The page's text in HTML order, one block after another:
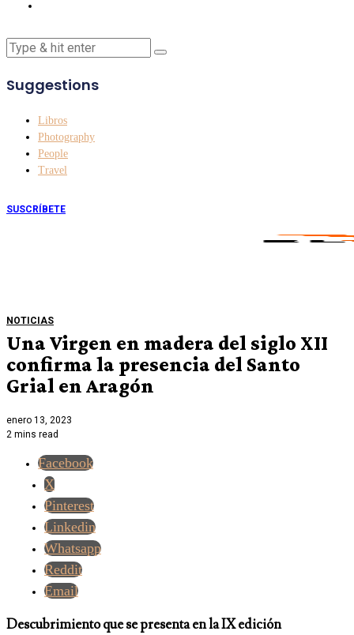
Suggestions
Libros
Photography
People
Travel
SUSCRÍBETE
NOTICIAS
Una Virgen en madera del siglo XII
confirma la presencia del Santo
Grial en Aragón
enero 13, 2023
2 mins read
Facebook
X
Pinterest
Linkedin
Whatsapp
Reddit
Email
Descubrimiento que se presenta en la IX edición